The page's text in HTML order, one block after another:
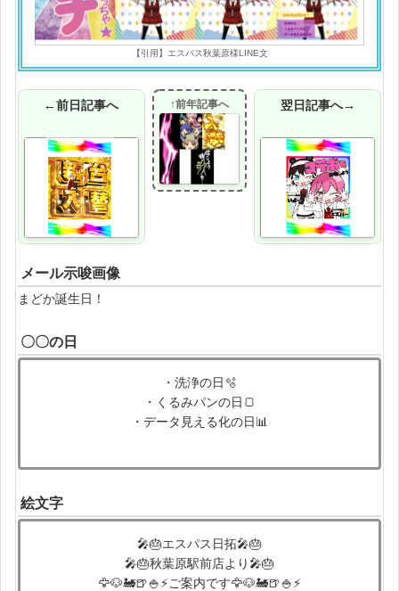
【引用】エスパス秋葉原様LINE文
←前日記事へ ↑前年記事へ 翌日記事へ→
メール示唆画像
まどか誕生日！
〇〇の日
・洗浄の日🫧
・くるみパンの日🍞
・データ見える化の日📊
絵文字
🎤🎂エスパス日拓🎤🎂
🎤🎂秋葉原駅前店より🎤🎂
🦅🐶🚂🍺🍚⚡ご案内です🦅🐶🚂🍺🍚⚡